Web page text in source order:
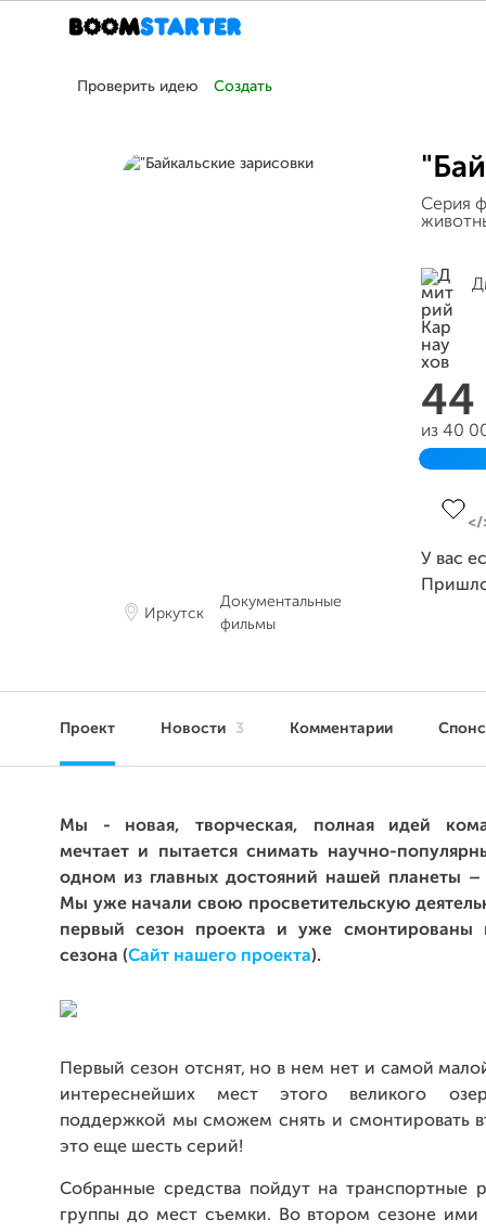
Проверить идею Создать
Иркутск
Документальные
фильмы
Серия
44
из 40
У вас
Проект Новости 3 Комментарии
Мы - новая, творческая, полная идей
мечтает и пытается снимать научно-
одном из главных достояний нашей планеты –
Мы уже начали свою просветительскую
первый сезон проекта и уже смонтированы
сезона (Сайт нашего проекта).
Первый сезон отснят, но в нем нет и самой
интереснейших мест этого великого
поддержкой мы сможем снять и смонтировать
это еще шесть серий!
Собранные средства пойдут на транспортные
группы до мест съемки. Во втором сезоне ими